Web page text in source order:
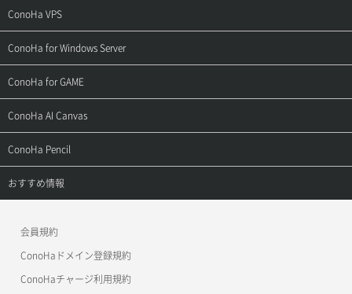
ご契約・お支払い
用語集
お問い合わせ
サポートトップ
ご利用ガイド
お乗り換えガイド
よくある質問
ConoHa VPS
サポートトップ
ご利用ガイド
APIドキュメントVPS2.0
APIドキュメントVPS3.0
ConoHa for Windows Server
サポートトップ
ご利用ガイド
APIドキュメントVPS2.0
APIドキュメントVPS3.0
ConoHa for GAME
サポートトップ
ご利用ガイド
ConoHa AI Canvas
サポートトップ
ご利用ガイド
ConoHa Pencil
サポートトップ
おすすめ情報
美雲このは徹底ガイド
会員規約
ConoHaドメイン登録規約
ConoHaチャージ利用規約